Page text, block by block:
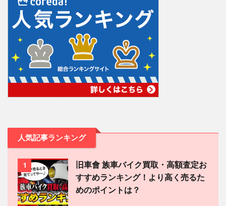
人気記事ランキング
1
旧車會 族車バイク買取・高額査定お
すすめランキング！より高く売るた
めのポイントは？